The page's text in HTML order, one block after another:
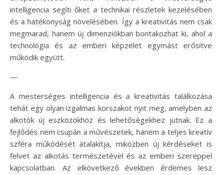
intelligencia segíti őket a technikai részletek kezelésében
és a hatékonyság növelésében. Így a kreativitás nem csak
megmarad, hanem új dimenziókban bontakozhat ki, ahol a
technológia és az emberi képzelet egymást erősítve
működik együtt.
—
A mesterséges intelligencia és a kreativitás találkozása
tehát egy olyan izgalmas korszakot nyit meg, amelyben az
alkotók új eszközökhöz és lehetőségekhez jutnak. Ez a
fejlődés nem csupán a művészetek, hanem a teljes kreatív
szféra működését átalakítja, miközben új kérdéseket is
felvet az alkotás természetével és az emberi szereppel
kapcsolatban. Az elkövetkező években érdemes lesz